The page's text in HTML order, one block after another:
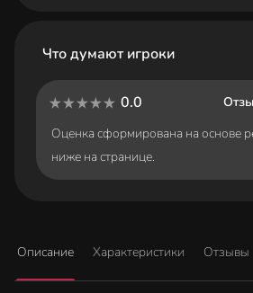
Что думают игроки
0.0
Оценка сформирована на основе
ниже на странице.
Описание Характеристики Отзывы